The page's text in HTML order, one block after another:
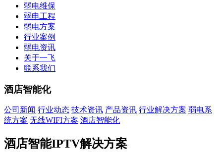
弱电维保
弱电工程
弱电方案
行业案例
弱电资讯
关于一飞
联系我们
酒店智能化
公司新闻 行业动态 技术资讯 产品资讯 行业解决方案 弱电系
统方案 无线WIFI方案 酒店智能化
酒店智能IPTV解决方案